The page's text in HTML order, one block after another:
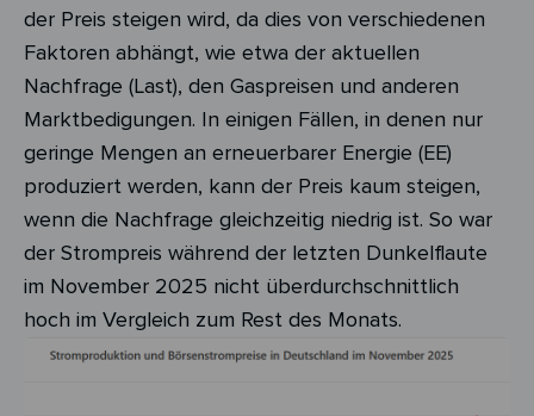
der Preis steigen wird, da dies von verschiedenen
Faktoren abhängt, wie etwa der aktuellen
Nachfrage (Last), den Gaspreisen und anderen
Marktbedigungen. In einigen Fällen, in denen nur
geringe Mengen an erneuerbarer Energie (EE)
produziert werden, kann der Preis kaum steigen,
wenn die Nachfrage gleichzeitig niedrig ist. So war
der Strompreis während der letzten Dunkelflaute
im November 2025 nicht überdurchschnittlich
hoch im Vergleich zum Rest des Monats.